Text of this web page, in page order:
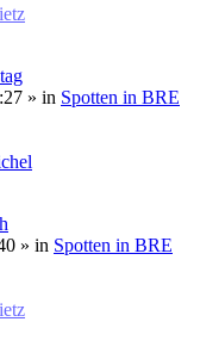
» in Spotten in BRE
» in Spotten in BRE